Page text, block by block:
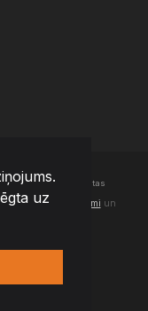
uz
tiesības aizsargātas
Lietošanas noteikumi un